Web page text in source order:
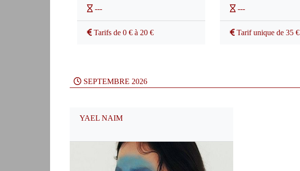
---
Tarifs de 0 € à 20 €
---
Tarif unique de 35 €
SEPTEMBRE 2026
YAEL NAIM